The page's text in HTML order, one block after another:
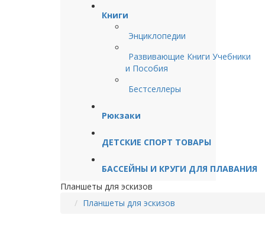
Книги
Энциклопедии
Развивающие Книги Учебники
и Пособия
Бестселлеры
Рюкзаки
ДЕТСКИЕ СПОРТ ТОВАРЫ
БАССЕЙНЫ И КРУГИ ДЛЯ ПЛАВАНИЯ
Планшеты для эскизов
Планшеты для эскизов